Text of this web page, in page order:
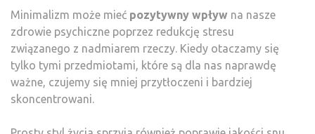
Minimalizm może mieć pozytywny wpływ na nasze
zdrowie psychiczne poprzez redukcję stresu
związanego z nadmiarem rzeczy. Kiedy otaczamy się
tylko tymi przedmiotami, które są dla nas naprawdę
ważne, czujemy się mniej przytłoczeni i bardziej
skoncentrowani.